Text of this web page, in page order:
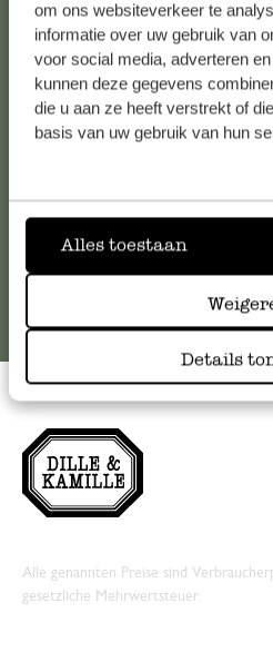
om ons websiteverkeer te
informatie over uw gebruik van
voor social media, adverteren
kunnen deze gegevens
die u aan ze heeft verstrekt of
basis van uw gebruik van hun
Alles toestaan
Details
Falls Sie Fragen haben oder
Sie sich bitte an unseren
die Antworten aufhäufig gestellte
Online-Kundenservice
Alle genannten Preise sind
gesetzliche Mehrwertsteuer.